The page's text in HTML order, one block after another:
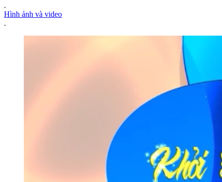
.
Hình ảnh và video
.